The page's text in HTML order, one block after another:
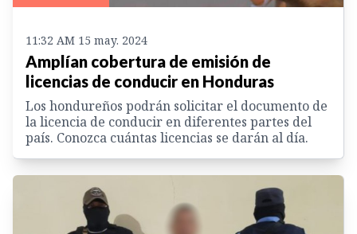
11:32 AM 15 may. 2024
Amplían cobertura de emisión de
licencias de conducir en Honduras
Los hondureños podrán solicitar el documento de
la licencia de conducir en diferentes partes del
país. Conozca cuántas licencias se darán al día.